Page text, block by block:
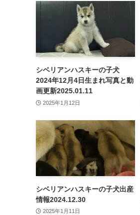
シベリアンハスキーの子犬
2024年12月4日生まれ写真と動
画更新2025.01.11
2025年1月12日
シベリアンハスキーの子犬出産
情報2024.12.30
2025年1月11日